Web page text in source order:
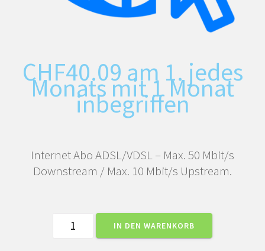
CHF40.09 am 1. jedes
Monats mit 1 Monat
inbegriffen
Internet Abo ADSL/VDSL – Max. 50 Mbit/s
Downstream / Max. 10 Mbit/s Upstream.
Internet
IN DEN WARENKORB